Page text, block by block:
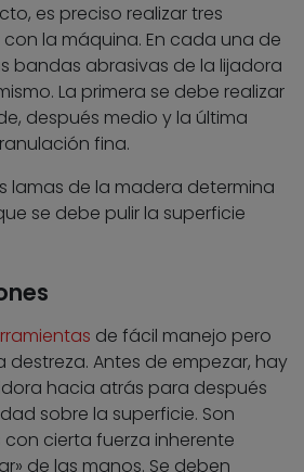
es preciso realizar tres
la máquina. En cada una de
bandas abrasivas de la lijadora
La primera se debe realizar
después medio y la última
fina.
lamas de la madera determina
se debe pulir la superficie
de fácil manejo pero
destreza. Antes de empezar, hay
hacia atrás para después
sobre la superficie. Son
cierta fuerza inherente
de las manos. Se deben